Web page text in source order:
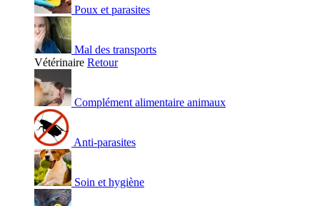
Poux et parasites
Mal des transports
Vétérinaire Retour
Complément alimentaire animaux
Anti-parasites
Soin et hygiène